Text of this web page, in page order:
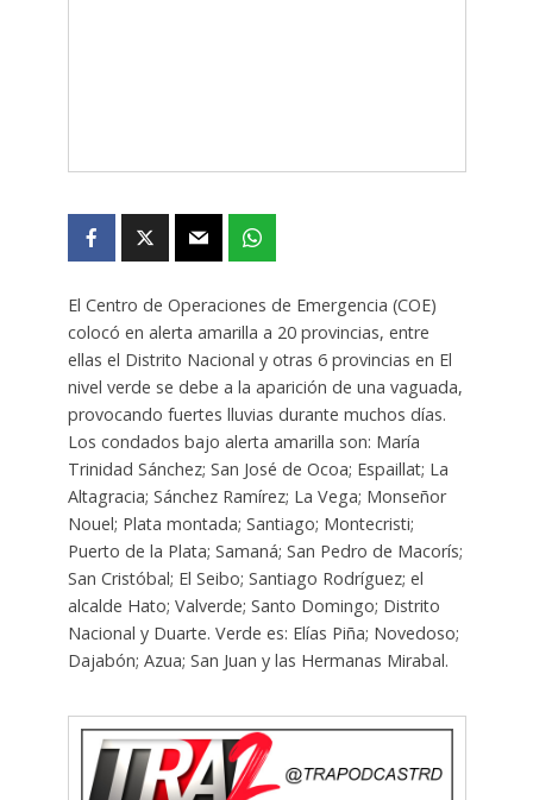
El Centro de Operaciones de Emergencia (COE)
colocó en alerta amarilla a 20 provincias, entre
ellas el Distrito Nacional y otras 6 provincias en El
nivel verde se debe a la aparición de una vaguada,
provocando fuertes lluvias durante muchos días.
Los condados bajo alerta amarilla son: María
Trinidad Sánchez; San José de Ocoa; Espaillat; La
Altagracia; Sánchez Ramírez; La Vega; Monseñor
Nouel; Plata montada; Santiago; Montecristi;
Puerto de la Plata; Samaná; San Pedro de Macorís;
San Cristóbal; El Seibo; Santiago Rodríguez; el
alcalde Hato; Valverde; Santo Domingo; Distrito
Nacional y Duarte. Verde es: Elías Piña; Novedoso;
Dajabón; Azua; San Juan y las Hermanas Mirabal.